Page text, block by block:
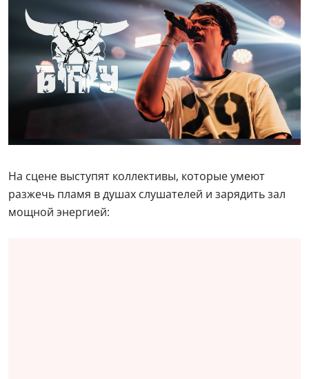
На сцене выступят коллективы, которые умеют
разжечь пламя в душах слушателей и зарядить зал
мощной энергией: